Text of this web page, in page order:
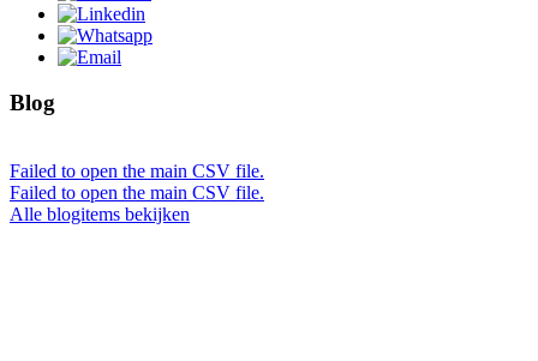
Blog
Failed to open the main CSV file.
Failed to open the main CSV file.
Alle blogitems bekijken